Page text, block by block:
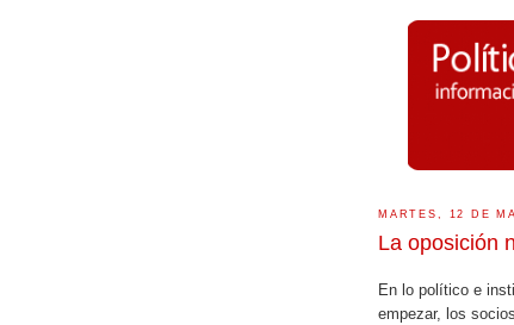
MARTES, 12 DE
La oposición
En lo político e
empezar, los